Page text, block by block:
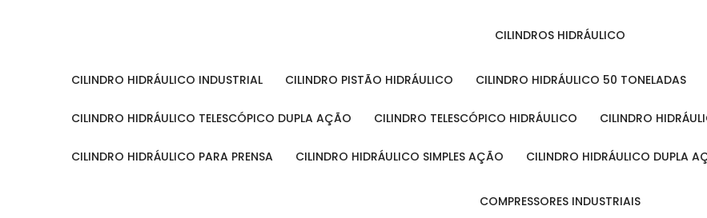
CILINDROS HIDRÁULICO
CILINDRO HIDRÁULICO INDUSTRIAL CILINDRO PISTÃO HIDRÁULICO CILINDRO HIDRÁULICO 50 TONELADAS
CILINDRO HIDRÁULICO TELESCÓPICO DUPLA AÇÃO CILINDRO TELESCÓPICO HIDRÁULICO CILINDRO
CILINDRO HIDRÁULICO PARA PRENSA CILINDRO HIDRÁULICO SIMPLES AÇÃO CILINDRO HIDRÁULICO DUPLA
COMPRESSORES INDUSTRIAIS